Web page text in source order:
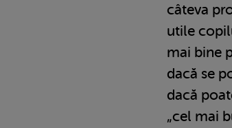
câteva
utile
mai bine
dacă se
dacă
„cel mai